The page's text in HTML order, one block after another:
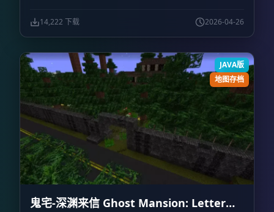
14,222 下载 2026-04-26
JAVA版
地图存档
鬼宅-深渊来信 Ghost Mansion: Letter